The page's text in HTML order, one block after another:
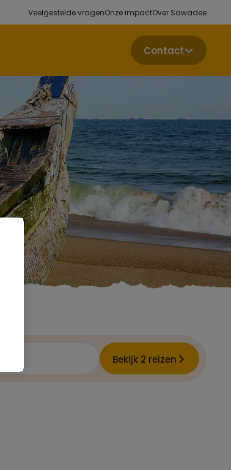
Veelgestelde vragenOnze impactOver Sawadee
Contact
Bekijk 2 reizen